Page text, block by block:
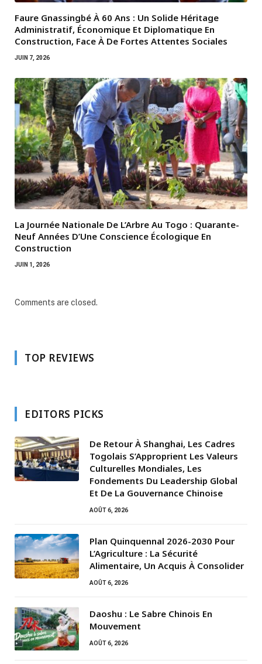
Faure Gnassingbé À 60 Ans : Un Solide Héritage
Administratif, Économique Et Diplomatique En
Construction, Face À De Fortes Attentes Sociales
JUIN 7, 2026
La Journée Nationale De L’Arbre Au Togo : Quarante-
Neuf Années D’Une Conscience Écologique En
Construction
JUIN 1, 2026
Comments are closed.
TOP REVIEWS
EDITORS PICKS
De Retour À Shanghai, Les Cadres
Togolais S’Approprient Les Valeurs
Culturelles Mondiales, Les
Fondements Du Leadership Global
Et De La Gouvernance Chinoise
AOÛT 6, 2026
Plan Quinquennal 2026-2030 Pour
L’Agriculture : La Sécurité
Alimentaire, Un Acquis À Consolider
AOÛT 6, 2026
Daoshu : Le Sabre Chinois En
Mouvement
AOÛT 6, 2026